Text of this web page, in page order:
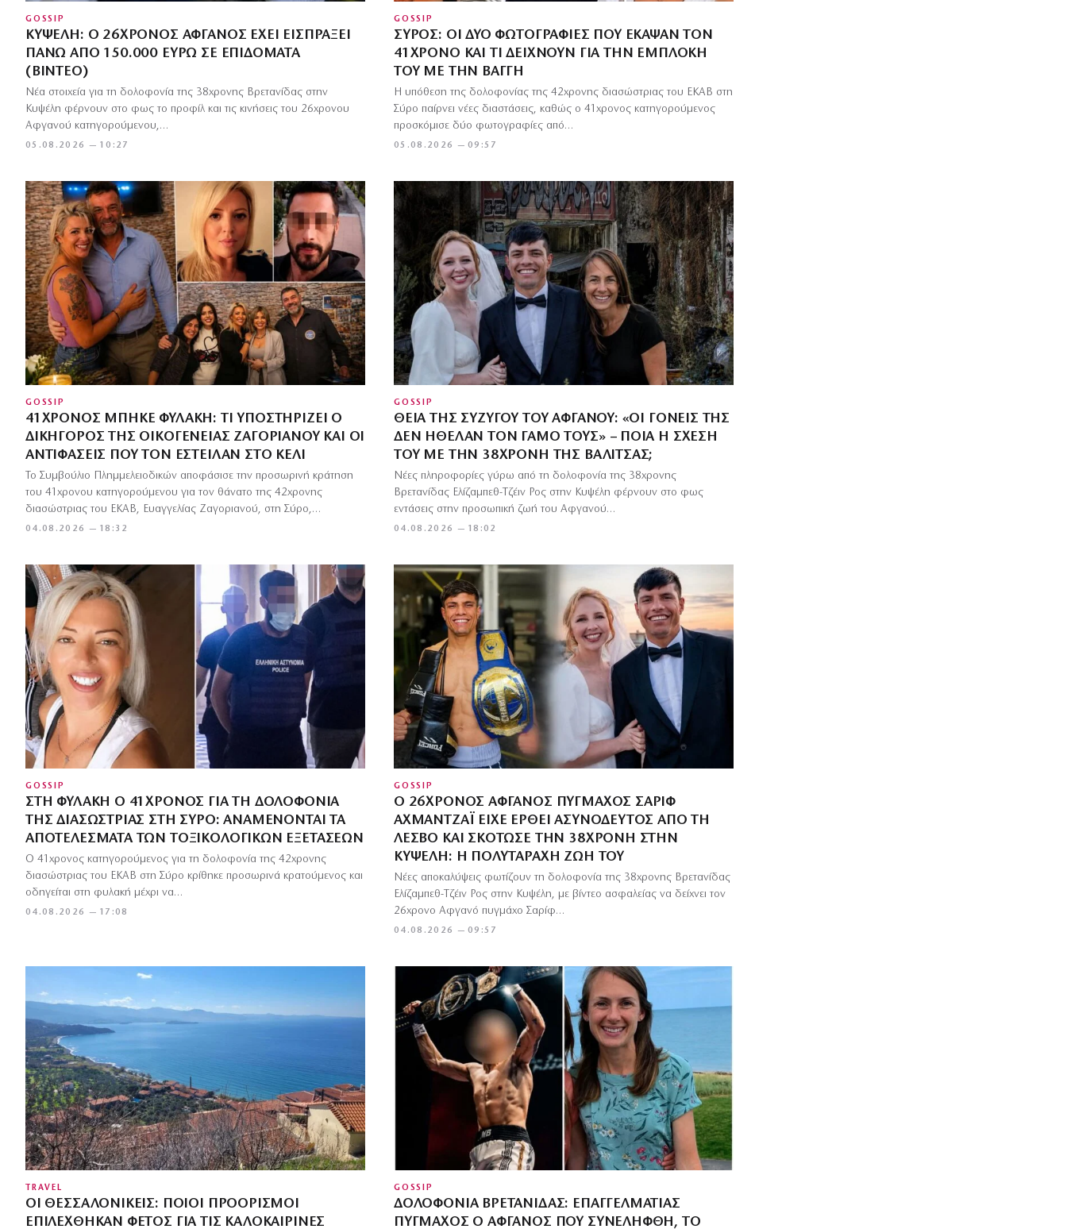
GOSSIP
ΚΥΨΈΛΗ: Ο 26ΧΡΟΝΟΣ ΑΦΓΑΝΌΣ ΈΧΕΙ ΕΙΣΠΡΆΞΕΙ
ΠΆΝΩ ΑΠΌ 150.000 ΕΥΡΏ ΣΕ ΕΠΙΔΌΜΑΤΑ
(ΒΊΝΤΕΟ)
05.08.2026 — 10:27
Νέα στοιχεία για τη δολοφονία της 38χρονης Βρετανίδας στην
Κυψέλη φέρνουν στο φως το προφίλ και τις κινήσεις του 26χρονου
Αφγανού κατηγορούμενου,…
GOSSIP
ΣΎΡΟΣ: ΟΙ ΔΎΟ ΦΩΤΟΓΡΑΦΊΕΣ ΠΟΥ ΈΚΑΨΑΝ ΤΟΝ
41ΧΡΟΝΟ ΚΑΙ ΤΙ ΔΕΊΧΝΟΥΝ ΓΙΑ ΤΗΝ ΕΜΠΛΟΚΉ
ΤΟΥ ΜΕ ΤΗΝ ΒΆΓΓΗ
05.08.2026 — 09:57
Η υπόθεση της δολοφονίας της 42χρονης διασώστριας του ΕΚΑΒ στη
Σύρο παίρνει νέες διαστάσεις, καθώς ο 41χρονος κατηγορούμενος
προσκόμισε δύο φωτογραφίες από…
GOSSIP
41ΧΡΟΝΟΣ ΜΠΉΚΕ ΦΥΛΑΚΉ: ΤΙ ΥΠΟΣΤΗΡΊΖΕΙ Ο
ΔΙΚΗΓΌΡΟΣ ΤΗΣ ΟΙΚΟΓΈΝΕΙΑΣ ΖΑΓΟΡΙΑΝΟΎ ΚΑΙ ΟΙ
ΑΝΤΙΦΆΣΕΙΣ ΠΟΥ ΤΟΝ ΈΣΤΕΙΛΑΝ ΣΤΟ ΚΕΛΊ
04.08.2026 — 18:32
Το Συμβούλιο Πλημμελειοδικών αποφάσισε την προσωρινή κράτηση
του 41χρονου κατηγορούμενου για τον θάνατο της 42χρονης
διασώστριας του ΕΚΑΒ, Ευαγγελίας Ζαγοριανού, στη Σύρο,…
GOSSIP
ΘΕΊΑ ΤΗΣ ΣΥΖΎΓΟΥ ΤΟΥ ΑΦΓΑΝΟΎ: «ΟΙ ΓΟΝΕΊΣ ΤΗΣ
ΔΕΝ ΉΘΕΛΑΝ ΤΟΝ ΓΆΜΟ ΤΟΥΣ» – ΠΟΙΑ Η ΣΧΈΣΗ
ΤΟΥ ΜΕ ΤΗΝ 38ΧΡΟΝΗ ΤΗΣ ΒΑΛΊΤΣΑΣ;
04.08.2026 — 18:02
Νέες πληροφορίες γύρω από τη δολοφονία της 38χρονης
Βρετανίδας Ελίζαμπεθ-Τζέιν Ρος στην Κυψέλη φέρνουν στο φως
εντάσεις στην προσωπική ζωή του Αφγανού…
GOSSIP
ΣΤΗ ΦΥΛΑΚΉ Ο 41ΧΡΟΝΟΣ ΓΙΑ ΤΗ ΔΟΛΟΦΟΝΊΑ
ΤΗΣ ΔΙΑΣΏΣΤΡΙΑΣ ΣΤΗ ΣΎΡΟ: ΑΝΑΜΈΝΟΝΤΑΙ ΤΑ
ΑΠΟΤΕΛΈΣΜΑΤΑ ΤΩΝ ΤΟΞΙΚΟΛΟΓΙΚΏΝ ΕΞΕΤΆΣΕΩΝ
04.08.2026 — 17:08
Ο 41χρονος κατηγορούμενος για τη δολοφονία της 42χρονης
διασώστριας του ΕΚΑΒ στη Σύρο κρίθηκε προσωρινά κρατούμενος και
οδηγείται στη φυλακή μέχρι να…
GOSSIP
Ο 26ΧΡΟΝΟΣ ΑΦΓΑΝΌΣ ΠΥΓΜΆΧΟΣ ΣΑΡΊΦ
ΑΧΜΑΝΤΖΆΙ ΕΊΧΕ ΈΡΘΕΙ ΑΣΥΝΌΔΕΥΤΟΣ ΑΠΌ ΤΗ
ΛΈΣΒΟ ΚΑΙ ΣΚΌΤΩΣΕ ΤΗΝ 38ΧΡΟΝΗ ΣΤΗΝ
ΚΥΨΈΛΗ: Η ΠΟΛΥΤΆΡΑΧΗ ΖΩΉ ΤΟΥ
04.08.2026 — 09:57
Νέες αποκαλύψεις φωτίζουν τη δολοφονία της 38χρονης Βρετανίδας
Ελίζαμπεθ-Τζέιν Ρος στην Κυψέλη, με βίντεο ασφαλείας να δείχνει τον
26χρονο Αφγανό πυγμάχο Σαρίφ…
TRAVEL
ΟΙ ΘΕΣΣΑΛΟΝΙΚΕΊΣ: ΠΟΙΟΙ ΠΡΟΟΡΙΣΜΟΊ
ΕΠΙΛΈΧΘΗΚΑΝ ΦΈΤΟΣ ΓΙΑ ΤΙΣ ΚΑΛΟΚΑΙΡΙΝΈΣ
GOSSIP
ΔΟΛΟΦΟΝΊΑ ΒΡΕΤΑΝΊΔΑΣ: ΕΠΑΓΓΕΛΜΑΤΊΑΣ
ΠΥΓΜΆΧΟΣ Ο ΑΦΓΑΝΌΣ ΠΟΥ ΣΥΝΕΛΉΦΘΗ, ΤΟ